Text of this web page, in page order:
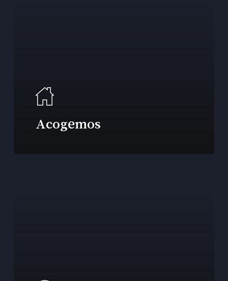
Acogemos